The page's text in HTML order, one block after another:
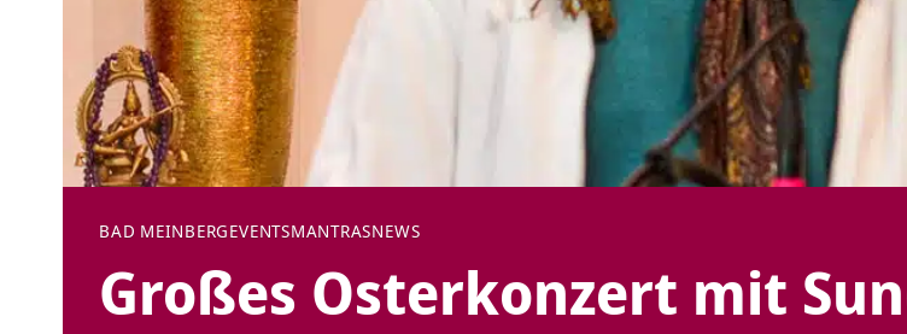
BAD MEINBERGEVENTSMANTRASNEWS
Großes Osterkonzert mit